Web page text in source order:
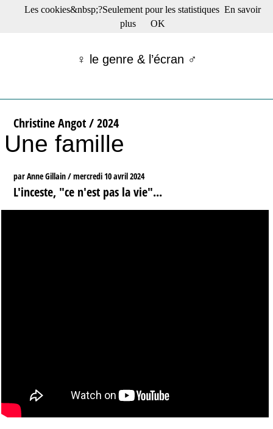
☰ Menu
Films récents
Tribunes
Bloc-notes
Archives
S’abonner à la Lettre !
♀ le genre & l’écran ♂
Christine Angot / 2024
Une famille
par Anne Gillain /mercredi 10 avril 2024
L'inceste, "ce n'est pas la vie"...
Les cookies&nbsp;?Seulement pour les statistiques En savoir
plus
OK